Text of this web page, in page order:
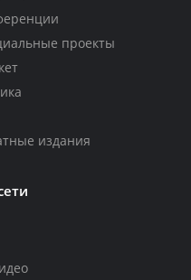
проекты
издания